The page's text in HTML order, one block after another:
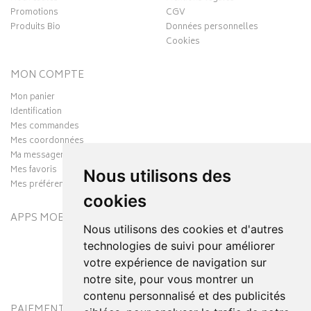
Nous utilisons des
cookies
Nous utilisons des cookies et d'autres
technologies de suivi pour améliorer
votre expérience de navigation sur
notre site, pour vous montrer un
contenu personnalisé et des publicités
Promotions
Produits Bio
CGV
Données personnelles
Cookies
MON COMPTE
Mon panier
Identification
Mes commandes
Mes coordonnées
Ma messagerie
Mes favoris
Mes préférences Cookies
APPS MOBILES